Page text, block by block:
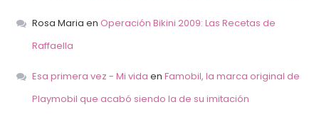
Rosa Maria en Operación Bikini 2009: Las Recetas de
Raffaella
Esa primera vez - Mi vida en Famobil, la marca original de
Playmobil que acabó siendo la de su imitación